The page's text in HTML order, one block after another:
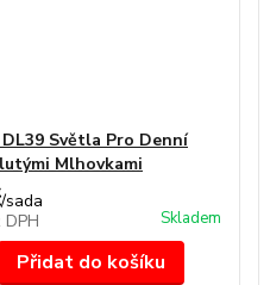
Světla Pro Denní
Mlhovkami
/sada
DPH Skladem
Přidat do košíku